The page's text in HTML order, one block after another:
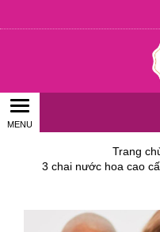
Trang
3 chai nước hoa cao